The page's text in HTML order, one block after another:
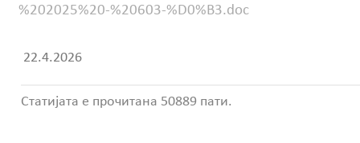
%202025%20-%20603-%D0%B3.doc
22.4.2026
Статијата е прочитана 50889 пати.